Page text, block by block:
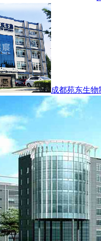
成都苑东生